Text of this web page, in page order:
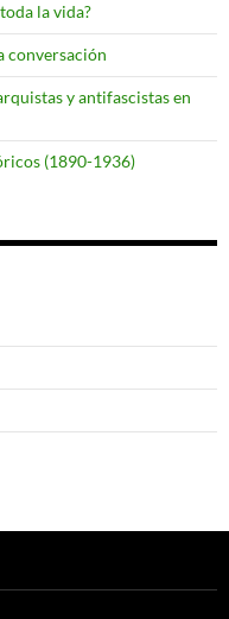
la vida?
conversación
y antifascistas en
(1890-1936)